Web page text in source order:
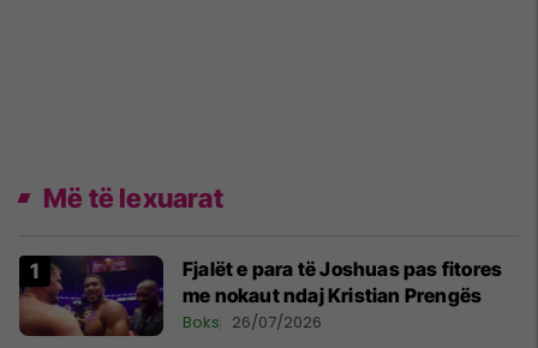
Më të lexuarat
Fjalët e para të Joshuas pas fitores
me nokaut ndaj Kristian Prengës
Boks 26/07/2026